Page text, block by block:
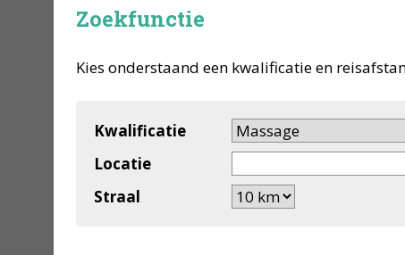
Zoekfunctie
Kies onderstaand een kwalificatie en
Kwalificatie
Locatie
Straal